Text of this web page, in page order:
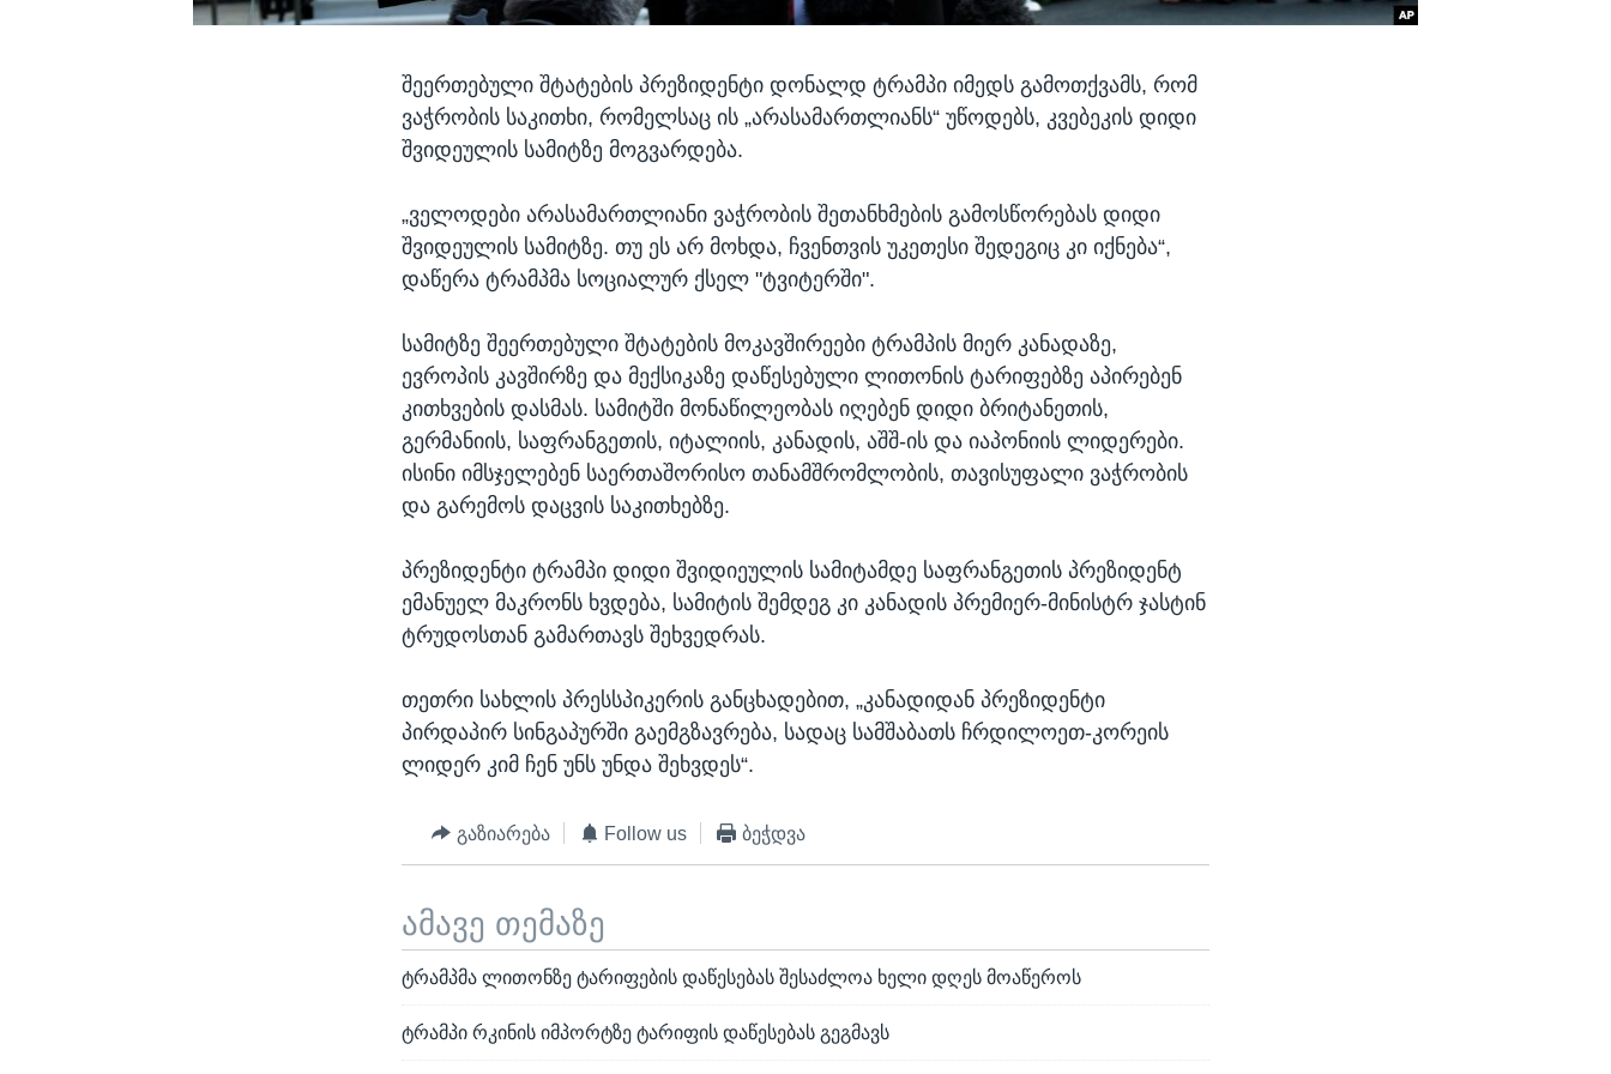
შეერთებული შტატების პრეზიდენტი დონალდ ტრამპი იმედს გამოთქვამს, რომ
ვაჭრობის საკითხი, რომელსაც ის „არასამართლიანს“ უწოდებს, კვებეკის დიდი
შვიდეულის სამიტზე მოგვარდება.
„ველოდები არასამართლიანი ვაჭრობის შეთანხმების გამოსწორებას დიდი
შვიდეულის სამიტზე. თუ ეს არ მოხდა, ჩვენთვის უკეთესი შედეგიც კი იქნება“,
დაწერა ტრამპმა სოციალურ ქსელ "ტვიტერში".
სამიტზე შეერთებული შტატების მოკავშირეები ტრამპის მიერ კანადაზე,
ევროპის კავშირზე და მექსიკაზე დაწესებული ლითონის ტარიფებზე აპირებენ
კითხვების დასმას. სამიტში მონაწილეობას იღებენ დიდი ბრიტანეთის,
გერმანიის, საფრანგეთის, იტალიის, კანადის, აშშ-ის და იაპონიის ლიდერები.
ისინი იმსჯელებენ საერთაშორისო თანამშრომლობის, თავისუფალი ვაჭრობის
და გარემოს დაცვის საკითხებზე.
პრეზიდენტი ტრამპი დიდი შვიდიეულის სამიტამდე საფრანგეთის პრეზიდენტ
ემანუელ მაკრონს ხვდება, სამიტის შემდეგ კი კანადის პრემიერ-მინისტრ ჯასტინ
ტრუდოსთან გამართავს შეხვედრას.
თეთრი სახლის პრესსპიკერის განცხადებით, „კანადიდან პრეზიდენტი
პირდაპირ სინგაპურში გაემგზავრება, სადაც სამშაბათს ჩრდილოეთ-კორეის
ლიდერ კიმ ჩენ უნს უნდა შეხვდეს“.
გაზიარება Follow us ბეჭდვა
ამავე თემაზე
ტრამპმა ლითონზე ტარიფების დაწესებას შესაძლოა ხელი დღეს მოაწეროს
ტრამპი რკინის იმპორტზე ტარიფის დაწესებას გეგმავს